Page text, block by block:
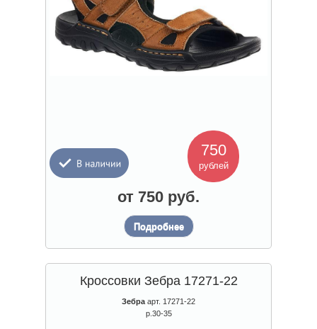
750
рублей
от 750 руб.
Подробнее
Кроссовки Зебра 17271-22
Зебра арт. 17271-22
р.30-35